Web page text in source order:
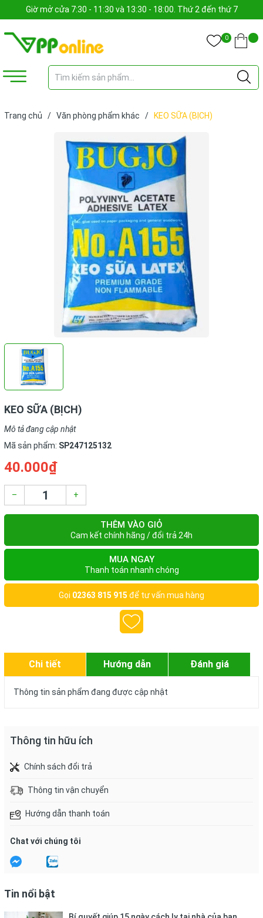
Giờ mở cửa 7:30 - 11:30 và 13:30 - 18:00. Thứ 2 đến thứ 7
0
Trang chủ / Văn phòng phẩm khác / KEO SỮA (BỊCH)
KEO SỮA (BỊCH)
Mô tả đang cập nhật
Mã sản phẩm: SP247125132
40.000₫
– +
THÊM VÀO GIỎ
Cam kết chính hãng / đổi trả 24h
MUA NGAY
Thanh toán nhanh chóng
Gọi 02363 815 915 để tư vấn mua hàng
Chi tiết Hướng dẫn Đánh giá
Thông tin sản phẩm đang được cập nhật
Thông tin hữu ích
Chính sách đổi trả
Thông tin vận chuyển
Hướng dẫn thanh toán
Chat với chúng tôi
Tin nổi bật